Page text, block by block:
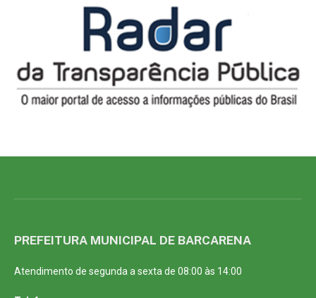
PREFEITURA MUNICIPAL DE BARCARENA
Atendimento de segunda a sexta de 08:00 às 14:00